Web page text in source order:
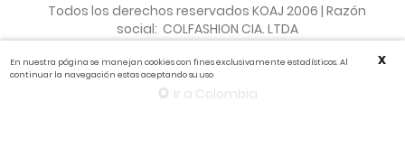
Todos los derechos reservados KOAJ 2006 | Razón
social: COLFASHION CIA. LTDA
Ir a Colombia
En nuestra página se manejan cookies con fines exclusivamente estadísticos. Al
continuar la navegación estas aceptando su uso
X